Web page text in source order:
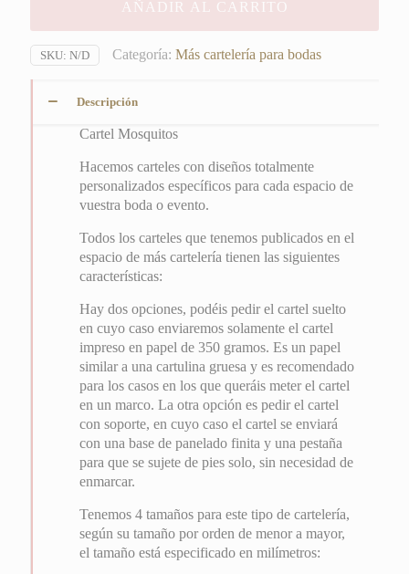
AÑADIR AL CARRITO
SKU: N/D Categoría: Más cartelería para bodas
Descripción
Cartel Mosquitos
Hacemos carteles con diseños totalmente
personalizados específicos para cada espacio de
vuestra boda o evento.
Todos los carteles que tenemos publicados en el
espacio de más cartelería tienen las siguientes
características:
Hay dos opciones, podéis pedir el cartel suelto
en cuyo caso enviaremos solamente el cartel
impreso en papel de 350 gramos. Es un papel
similar a una cartulina gruesa y es recomendado
para los casos en los que queráis meter el cartel
en un marco. La otra opción es pedir el cartel
con soporte, en cuyo caso el cartel se enviará
con una base de panelado finita y una pestaña
para que se sujete de pies solo, sin necesidad de
enmarcar.
Tenemos 4 tamaños para este tipo de cartelería,
según su tamaño por orden de menor a mayor,
el tamaño está especificado en milímetros: